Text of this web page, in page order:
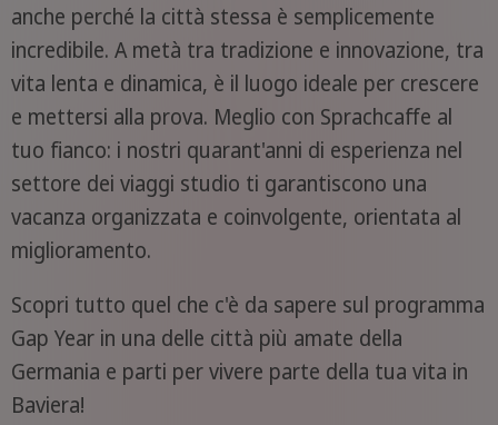
anche perché la città stessa è semplicemente
incredibile. A metà tra tradizione e innovazione, tra
vita lenta e dinamica, è il luogo ideale per crescere
e mettersi alla prova. Meglio con Sprachcaffe al
tuo fianco: i nostri quarant'anni di esperienza nel
settore dei viaggi studio ti garantiscono una
vacanza organizzata e coinvolgente, orientata al
miglioramento.
Scopri tutto quel che c'è da sapere sul programma
Gap Year in una delle città più amate della
Germania e parti per vivere parte della tua vita in
Baviera!